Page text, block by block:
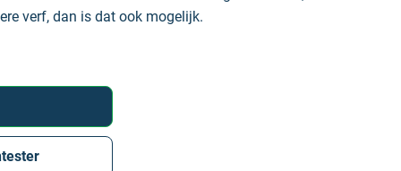
verf, dan is dat ook mogelijk.